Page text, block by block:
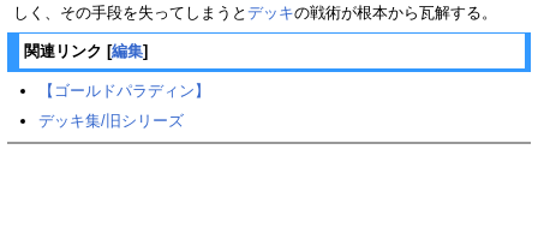
しく、その手段を失ってしまうと デッキの戦術が根本から瓦解する。
関連リンク [編集]
【ゴールドパラディン】
デッキ集/旧シリーズ